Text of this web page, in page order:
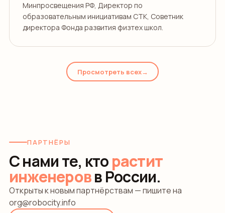
Минпросвещения РФ, Директор по
образовательным инициативам СТК, Советник
директора Фонда развития физтех школ.
Просмотреть всех→
ПАРТНЁРЫ
С нами те, кторастит
инженеровв России.
Открыты к новым партнёрствам — пишите на
org@robocity.info